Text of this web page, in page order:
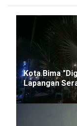
Kota Bima
Lapangan